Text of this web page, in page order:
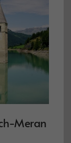
Meran